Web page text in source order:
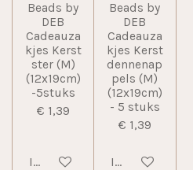
Beads by
DEB
Cadeauza
kjes Kerst
ster (M)
(12x19cm)
-5stuks
€ 1,39
In winkelwagen
Beads by
DEB
Cadeauza
kjes Kerst
dennenap
pels (M)
(12x19cm)
- 5 stuks
€ 1,39
In winkelwagen